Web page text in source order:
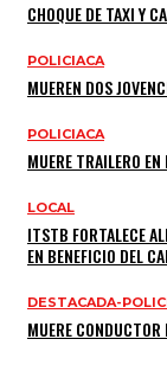
CHOQUE DE TAXI Y
POLICIACA
MUEREN DOS
POLICIACA
MUERE TRAILERO
LOCAL
ITSTB FORTALECE
EN BENEFICIO DEL
DESTACADA-
MUERE